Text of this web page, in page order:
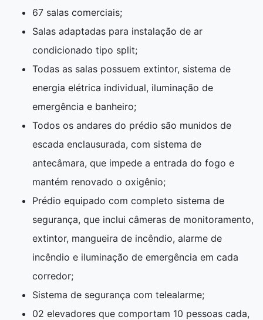
67 salas comerciais;
Salas adaptadas para instalação de ar
condicionado tipo split;
Todas as salas possuem extintor, sistema de
energia elétrica individual, iluminação de
emergência e banheiro;
Todos os andares do prédio são munidos de
escada enclausurada, com sistema de
antecâmara, que impede a entrada do fogo e
mantém renovado o oxigênio;
Prédio equipado com completo sistema de
segurança, que inclui câmeras de monitoramento,
extintor, mangueira de incêndio, alarme de
incêndio e iluminação de emergência em cada
corredor;
Sistema de segurança com telealarme;
02 elevadores que comportam 10 pessoas cada,